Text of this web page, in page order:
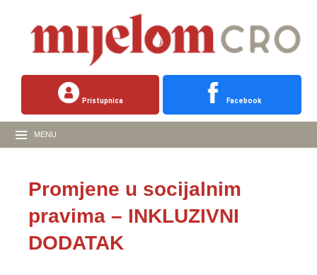
Pristupnica Facebook
MENU
Promjene u socijalnim
pravima – INKLUZIVNI
DODATAK